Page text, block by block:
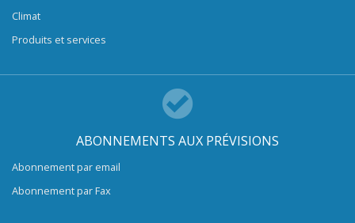
Climat
Produits et services
ABONNEMENTS AUX PRÉVISIONS
Abonnement par email
Abonnement par Fax